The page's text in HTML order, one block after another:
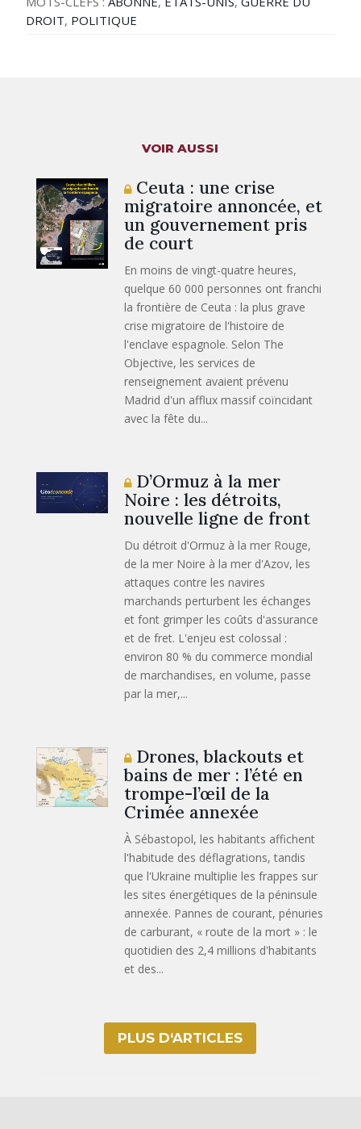
DROIT, POLITIQUE
VOIR AUSSI
Ceuta : une crise
migratoire annoncée, et
un gouvernement pris
de court
En moins de vingt-quatre heures,
quelque 60 000 personnes ont franchi
la frontière de Ceuta : la plus grave
crise migratoire de l'histoire de
l'enclave espagnole. Selon The
Objective, les services de
renseignement avaient prévenu
Madrid d'un afflux massif coïncidant
avec la fête du...
D’Ormuz à la mer
Noire : les détroits,
nouvelle ligne de front
Du détroit d'Ormuz à la mer Rouge,
de la mer Noire à la mer d'Azov, les
attaques contre les navires
marchands perturbent les échanges
et font grimper les coûts d'assurance
et de fret. L'enjeu est colossal :
environ 80 % du commerce mondial
de marchandises, en volume, passe
par la mer,...
Drones, blackouts et
bains de mer : l’été en
trompe-l’œil de la
Crimée annexée
À Sébastopol, les habitants affichent
l'habitude des déflagrations, tandis
que l'Ukraine multiplie les frappes sur
les sites énergétiques de la péninsule
annexée. Pannes de courant, pénuries
de carburant, « route de la mort » : le
quotidien des 2,4 millions d'habitants
et des...
PLUS D‘ARTICLES